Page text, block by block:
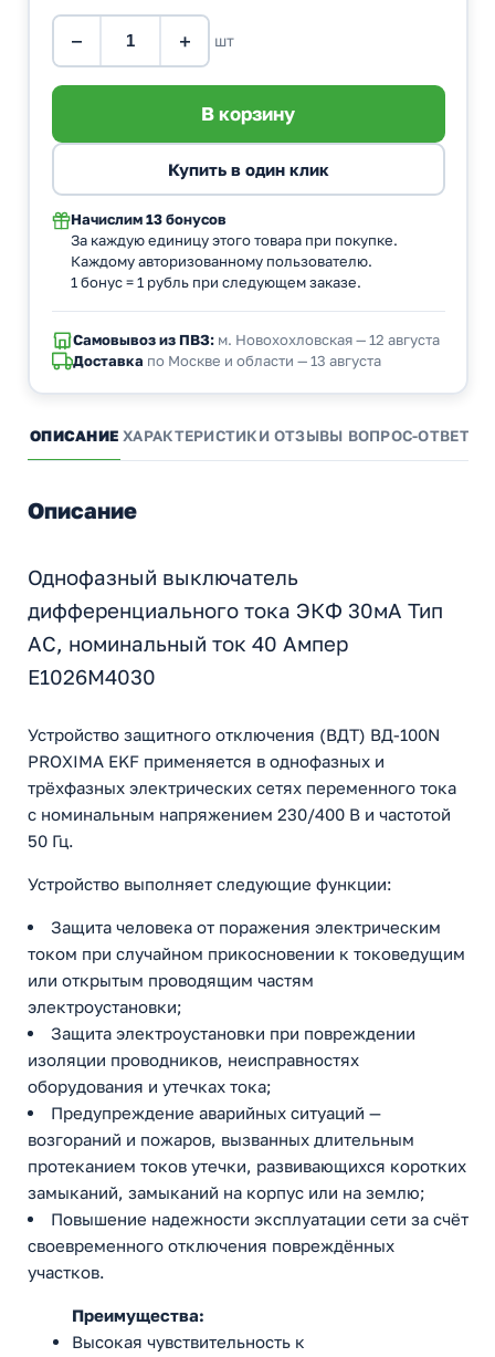
− + шт
Начислим 13 бонусов
За каждую единицу этого товара при покупке.
Каждому авторизованному пользователю.
1 бонус = 1 рубль при следующем заказе.
Самовывоз из ПВЗ:м. Новохохловская — 12 августа
Доставка по Москве и области — 13 августа
ОПИСАНИЕ ХАРАКТЕРИСТИКИ ОТЗЫВЫ ВОПРОС-ОТВЕТ
Описание
Однофазный выключатель
дифференциального тока ЭКФ 30мА Тип
АC, номинальный ток 40 Ампер
E1026M4030
Устройство защитного отключения (ВДТ) ВД-100N
PROXIMA EKF применяется в однофазных и
трёхфазных электрических сетях переменного тока
с номинальным напряжением 230/400 В и частотой
50 Гц.
Устройство выполняет следующие функции:
Защита человека от поражения электрическим
током при случайном прикосновении к токоведущим
или открытым проводящим частям
электроустановки;
Защита электроустановки при повреждении
изоляции проводников, неисправностях
оборудования и утечках тока;
Предупреждение аварийных ситуаций —
возгораний и пожаров, вызванных длительным
протеканием токов утечки, развивающихся коротких
замыканий, замыканий на корпус или на землю;
Повышение надежности эксплуатации сети за счёт
своевременного отключения повреждённых
участков.
Преимущества:
Высокая чувствительность к